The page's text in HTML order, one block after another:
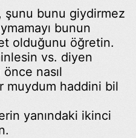
şunu bunu giydirmez
bunun
olduğunu öğretin.
vs. diyen
nasıl
muydum haddini bil
yanındaki ikinci